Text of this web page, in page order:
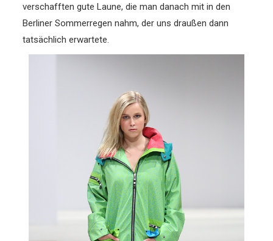
verschafften gute Laune, die man danach mit in den
Berliner Sommerregen nahm, der uns draußen dann
tatsächlich erwartete.